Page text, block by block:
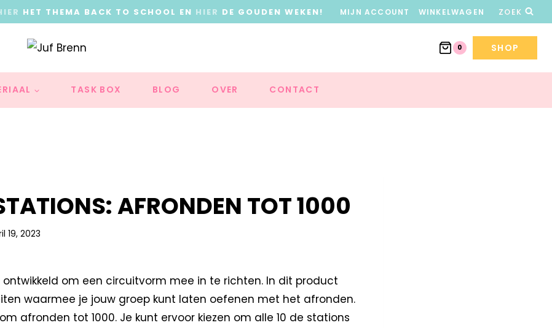
HET THEMA BACK TO SCHOOL EN HIER DE GOUDEN WEKEN! MIJN ACCOUNT WINKELWAGEN ZOEK
0 SHOP
TASK BOX BLOG OVER CONTACT
AFRONDEN TOT 1000
19, 2023
ontwikkeld om een circuitvorm mee in te richten. In dit product
waarmee je jouw groep kunt laten oefenen met het afronden.
afronden tot 1000. Je kunt ervoor kiezen om alle 10 de stations